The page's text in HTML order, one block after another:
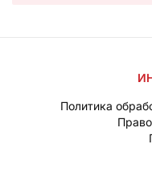
Политика